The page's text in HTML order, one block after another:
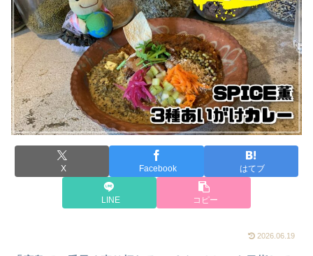
X Facebook はてブ
LINE コピー
2026.06.19